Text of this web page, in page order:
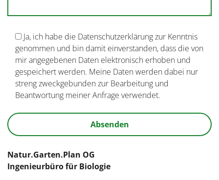
Ja, ich habe die Datenschutzerklärung zur Kenntnis
genommen und bin damit einverstanden, dass die von
mir angegebenen Daten elektronisch erhoben und
gespeichert werden. Meine Daten werden dabei nur
streng zweckgebunden zur Bearbeitung und
Beantwortung meiner Anfrage verwendet.
Natur.Garten.Plan OG
Ingenieurbüro für Biologie